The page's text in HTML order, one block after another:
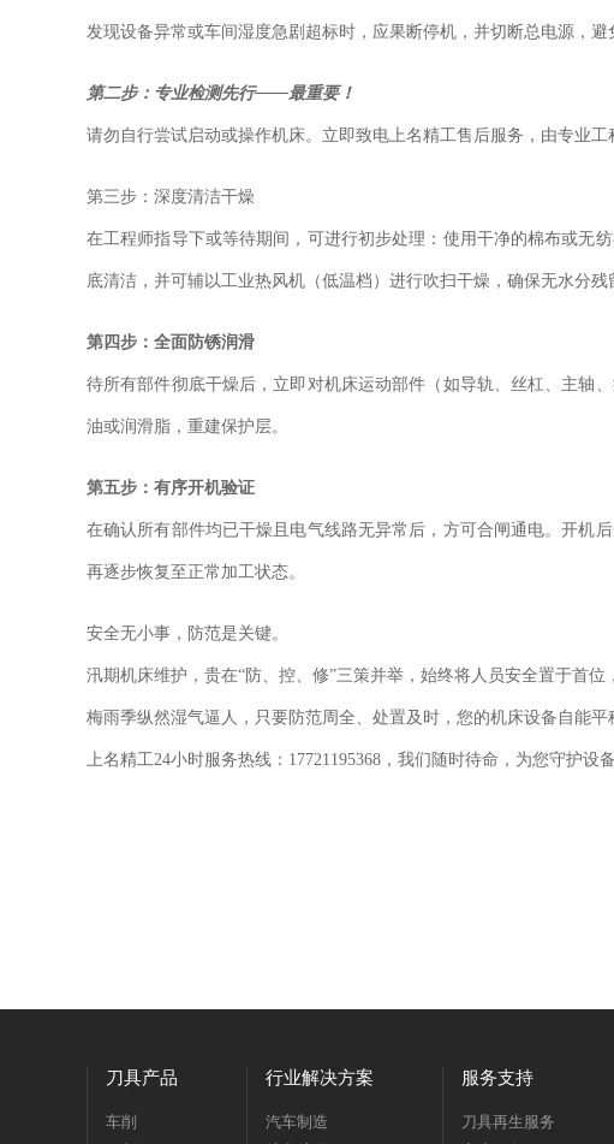
发现设备异常或车间湿度急剧超标时，应果断停机，并切断总电源，避
第二步：专业检测先行——最重要！
请勿自行尝试启动或操作机床。立即致电上名精工售后服务，由专业工
第三步：深度清洁干燥
在工程师指导下或等待期间，可进行初步处理：使用干净的棉布或无
底清洁，并可辅以工业热风机（低温档）进行吹扫干燥，确保无水分残
第四步：全面防锈润滑
待所有部件彻底干燥后，立即对机床运动部件（如导轨、丝杠、主轴
油或润滑脂，重建保护层。
第五步：有序开机验证
在确认所有部件均已干燥且电气线路无异常后，方可合闸通电。开机
再逐步恢复至正常加工状态。
安全无小事，防范是关键。
汛期机床维护，贵在“防、控、修”三策并举，始终将人员安全置于首
梅雨季纵然湿气逼人，只要防范周全、处置及时，您的机床设备自能平
上名精工24小时服务热线：17721195368，我们随时待命，为您守护设
刀具产品
车削
行业解决方案
汽车制造
服务支持
刀具再生服务